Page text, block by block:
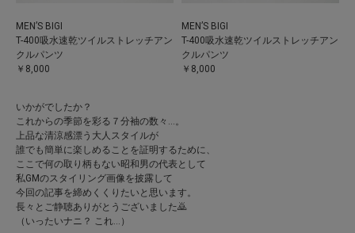
MEN’S BIGI
T-400吸水速乾ツイルストレッチアン
クルパンツ
￥8,000
MEN’S BIGI
T-400吸水速乾ツイルストレッチアン
クルパンツ
￥8,000
いかがでしたか？
これからの季節を彩る７分袖の数々…。
上品な清涼感漂う大人スタイルが
誰でも簡単に楽しめることを証明するために、
ここで何の取り柄もない昭和男の代表として
私GMのスタイリング画像を披露して
今回の記事を締めくくりたいと思います。
長々とご静聴ありがとうございました🙇
（いったいナニ？ これ…）